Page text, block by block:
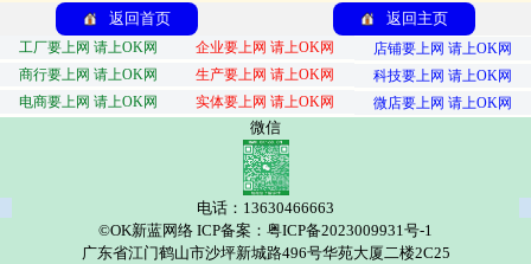
返回首页 返回主页
工厂要上网 请上OK网 企业要上网 请上OK网
店铺要上网 请上OK网
商行要上网 请上OK网
生产要上网 请上OK网
科技要上网 请上OK网
电商要上网 请上OK网
实体要上网 请上OK网 微店要上网 请上OK网
微信
电话：13630466663
©OK新蓝网络 ICP备案：粤ICP备2023009931号-1
广东省江门鹤山市沙坪新城路496号华苑大厦二楼2C25